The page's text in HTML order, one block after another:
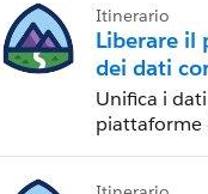
Itinerario
Liberare il
dei dati
Cloud
Unifica i
piattaforme